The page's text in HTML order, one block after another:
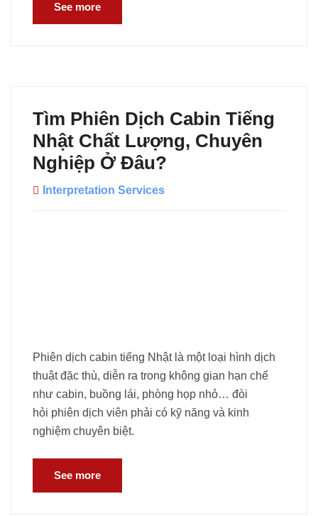
See more
Tìm Phiên Dịch Cabin Tiếng
Nhật Chất Lượng, Chuyên
Nghiệp Ở Đâu?
Interpretation Services
Phiên dịch cabin tiếng Nhật là một loại hình dịch
thuật đặc thù, diễn ra trong không gian hạn chế
như cabin, buồng lái, phòng họp nhỏ… đòi
hỏi phiên dịch viên phải có kỹ năng và kinh
nghiệm chuyên biệt.
See more